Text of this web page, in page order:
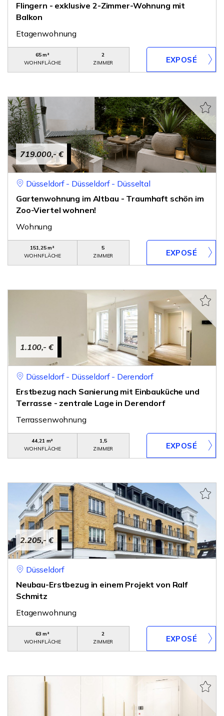
Flingern - exklusive 2-Zimmer-Wohnung mit
Balkon
Etagenwohnung
65 m²
WOHNFLÄCHE
2
ZIMMER
719.000,- €
Düsseldorf - Düsseldorf - Düsseltal
Gartenwohnung im Altbau - Traumhaft schön im
Zoo-Viertel wohnen!
Wohnung
151,25 m²
WOHNFLÄCHE
5
ZIMMER
1.100,- €
Düsseldorf - Düsseldorf - Derendorf
Erstbezug nach Sanierung mit Einbauküche und
Terrasse - zentrale Lage in Derendorf
Terrassenwohnung
44,21 m²
WOHNFLÄCHE
1,5
ZIMMER
2.205,- €
Düsseldorf
Neubau-Erstbezug in einem Projekt von Ralf
Schmitz
Etagenwohnung
63 m²
WOHNFLÄCHE
2
ZIMMER